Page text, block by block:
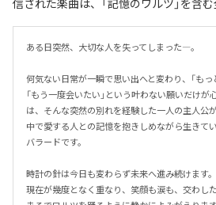
信された楽曲は、「記憶のワルツ」を含む
ある日突然、大切な人を失ってしまった―。
何気ない日常が一瞬で思い出へと変わり、「もっ
「もう一度会いたい」という叶わない願いだけが
は、そんな突然の別れを経験した一人の主人公
中で愛する人との記憶を抱きしめながら生きて
バラードです。
時計の針は今日も変わらず未来へ進み続けます
現在が幾度となく重なり、笑顔も涙も、交わし